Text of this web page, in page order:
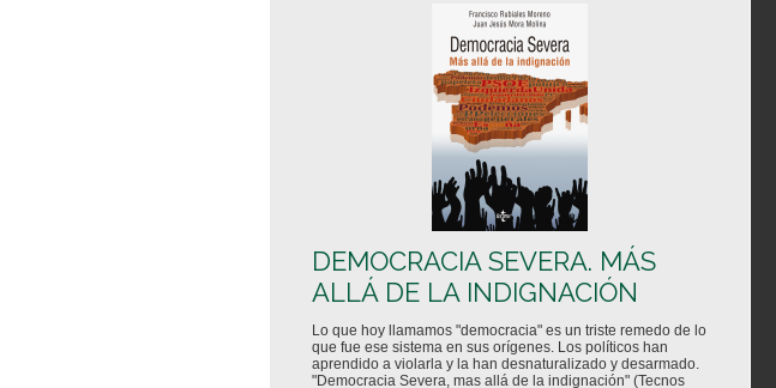
DEMOCRACIA SEVERA. MÁS
ALLÁ DE LA INDIGNACIÓN
Lo que hoy llamamos "democracia" es un triste remedo de lo
que fue ese sistema en sus orígenes. Los políticos han
aprendido a violarla y la han desnaturalizado y desarmado.
"Democracia Severa, mas allá de la indignación" (Tecnos